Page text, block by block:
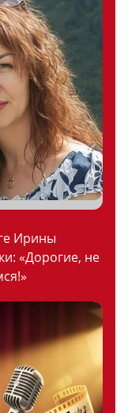
Ирины
«Дорогие, не